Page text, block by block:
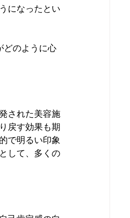
になったとい
どのように心
された美容施
戻す効果も期
で明るい印象
して、多くの